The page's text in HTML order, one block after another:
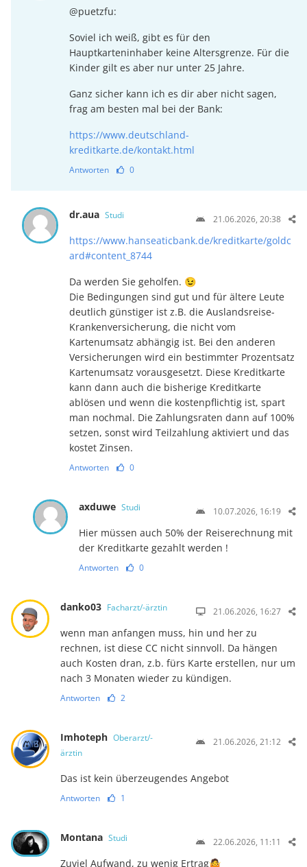
@puetzfu:
Soviel ich weiß, gibt es für den
Hauptkarteninhaber keine Altersgrenze. Für die
Kinder gilt es aber nur unter 25 Jahre.
Ganz sicher kann ich es dir aber nicht sagen,
frag am besten mal bei der Bank:
https://www.deutschland-
kreditkarte.de/kontakt.html
Antworten 0
dr.aua Studi 21.06.2026, 20:38
https://www.hanseaticbank.de/kreditkarte/goldc
ard#content_8744
Da werden Sie geholfen. 😉
Die Bedingungen sind gut und für ältere Leute
deutlich günstiger ist z.B. die Auslandsreise-
Krankenversicherung, die nicht vom
Kartenumsatz abhängig ist. Bei den anderen
Versicherungen wird ein bestimmter Prozentsatz
Kartenumsatz vorausgesetzt. Diese Kreditkarte
kann dann auch die bisherige Kreditkarte
ablösen und wenn die kostenpflichtig ist, spart
man nochmal. Die Zahlungsraten dann auf 100%
setzen, sonst wird Teilzahlung aktiviert und das
kostet Zinsen.
Antworten 0
axduwe Studi 10.07.2026, 16:19
Hier müssen auch 50% der Reiserechnung mit
der Kreditkarte gezahlt werden !
Antworten 0
danko03 Facharzt/-ärztin 21.06.2026, 16:27
wenn man anfangen muss, hin und her zu
rechnen, ist diese CC nicht sinnvoll. Da hängen
auch Kosten dran, z.b. fürs Karte erstellen, nur um
nach 3 Monaten wieder zu kündigen.
Antworten 2
Imhoteph Oberarzt/-
ärztin
21.06.2026, 21:12
Das ist kein überzeugendes Angebot
Antworten 1
Montana Studi 22.06.2026, 11:11
Zuviel Aufwand, zu wenig Ertrag🤷